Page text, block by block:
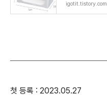
igotit.tistory.com
첫 등록 : 2023.05.27